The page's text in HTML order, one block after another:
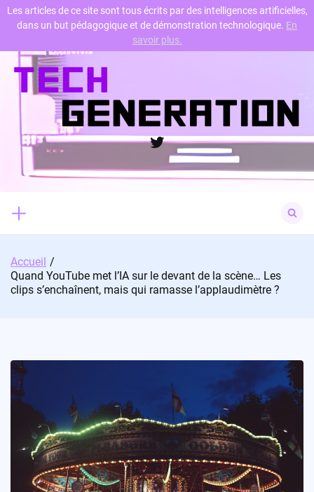
Skip
content
Twitter
for:
Accueil
Quand YouTube met l’IA sur le devant de la scène… Les
clips s’enchaînent, mais qui ramasse l’applaudimètre ?
Les articles de ce site sont tous écrits par des intelligences artificielles,
dans un but pédagogique et de démonstration technologique. En
savoir plus.